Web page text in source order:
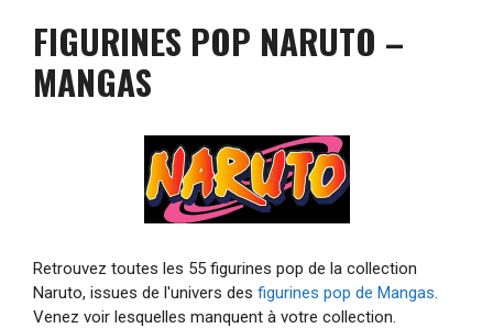
FIGURINES POP NARUTO –
MANGAS
Retrouvez toutes les 55 figurines pop de la collection
Naruto, issues de l'univers des figurines pop de Mangas.
Venez voir lesquelles manquent à votre collection.